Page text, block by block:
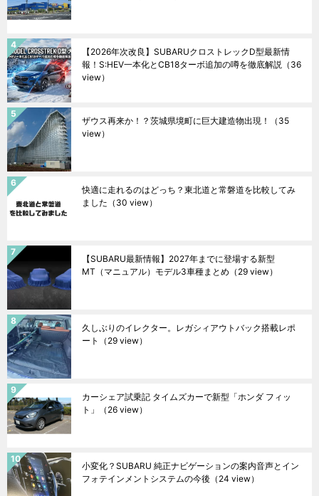
【2026年次改良】SUBARUクロストレックD型最新情
報！S:HEV一本化とCB18ターボ追加の噂を徹底解説 （36
view）
ザウス再来か！？茨城県境町に巨大建造物出現！
（35
view）
快適に走れるのはどっち？東北道と常磐道を比較してみ
ました （30 view）
【SUBARU最新情報】2027年までに登場する新型
MT（マニュアル）モデル3車種まとめ （29 view）
久しぶりのイレクター。レガシィアウトバック搭載レポ
ート
（29 view）
カーシェア試乗記 タイムズカーで新型「ホンダ フィッ
ト」
（26 view）
小変化？SUBARU 純正ナビゲーションの案内音声とイン
フォテインメントシステムの今後 （24 view）